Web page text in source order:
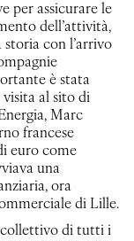
per assicurare le
dell’attività,
storia con l’arrivo
è stata
visita al sito di
Marc
francese
euro come
una
ora
di Lille.
collettivo di tutti i